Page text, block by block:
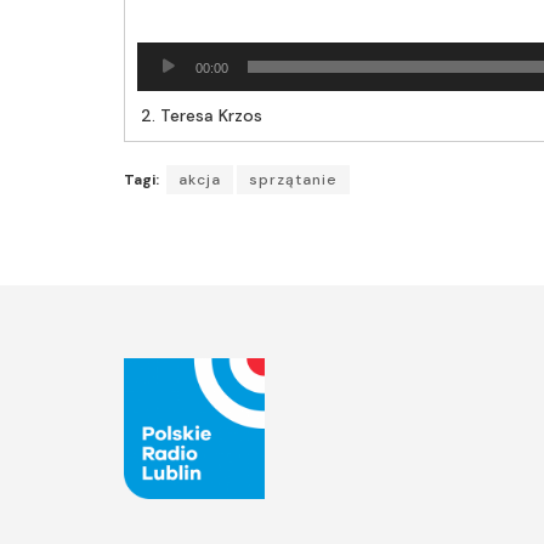
plików
00:00
2. Teresa Krzos
Tagi: akcja sprzątanie